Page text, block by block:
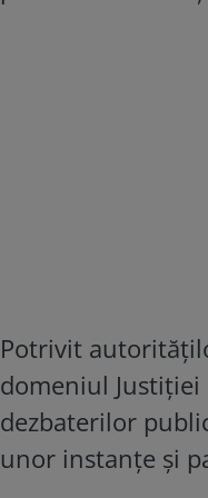
Potrivit
domeniul
dezbaterilor
unor instanțe și